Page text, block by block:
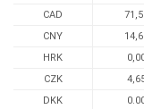
CAD
CNY
HRK
CZK
DKK